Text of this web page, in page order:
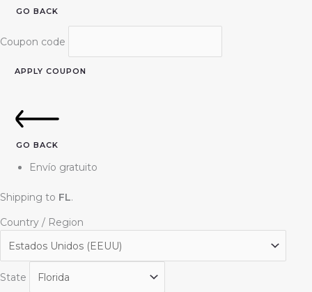
GO BACK
Coupon code
APPLY COUPON
GO BACK
Envío gratuito
Shipping to FL.
Country / Region
State